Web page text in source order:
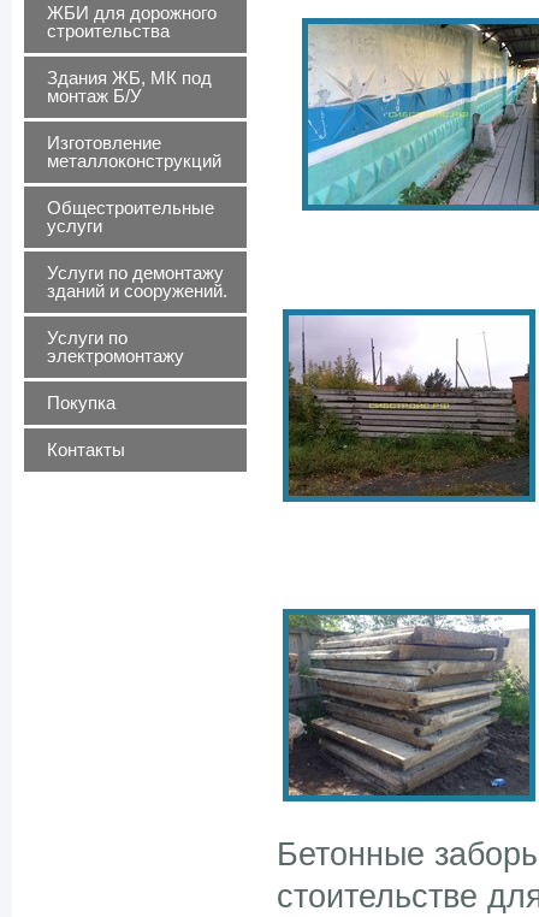
ЖБИ для дорожного
строительства
Здания ЖБ, МК под
монтаж Б/У
Изготовление
металлоконструкций
Общестроительные
услуги
Услуги по демонтажу
зданий и сооружений.
Услуги по
электромонтажу
Покупка
Контакты
Бетонные
стоительстве